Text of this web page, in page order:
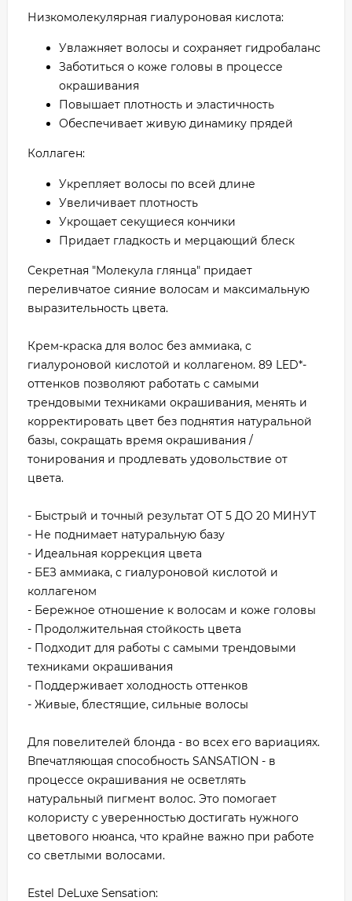
Низкомолекулярная гиалуроновая кислота:
Увлажняет волосы и сохраняет гидробаланс
Заботиться о коже головы в процессе
окрашивания
Повышает плотность и эластичность
Обеспечивает живую динамику прядей
Коллаген:
Укрепляет волосы по всей длине
Увеличивает плотность
Укрощает секущиеся кончики
Придает гладкость и мерцающий блеск
Секретная "Молекула глянца" придает
переливчатое сияние волосам и максимальную
выразительность цвета.
Крем-краска для волос без аммиака, с
гиалуроновой кислотой и коллагеном. 89 LED*-
оттенков позволяют работать с самыми
трендовыми техниками окрашивания, менять и
корректировать цвет без поднятия натуральной
базы, сокращать время окрашивания /
тонирования и продлевать удовольствие от
цвета.
- Быстрый и точный результат ОТ 5 ДО 20 МИНУТ
- Не поднимает натуральную базу
- Идеальная коррекция цвета
- БЕЗ аммиака, с гиалуроновой кислотой и
коллагеном
- Бережное отношение к волосам и коже головы
- Продолжительная стойкость цвета
- Подходит для работы с самыми трендовыми
техниками окрашивания
- Поддерживает холодность оттенков
- Живые, блестящие, сильные волосы
Для повелителей блонда - во всех его вариациях.
Впечатляющая способность SANSATION - в
процессе окрашивания не осветлять
натуральный пигмент волос. Это помогает
колористу с уверенностью достигать нужного
цветового нюанса, что крайне важно при работе
со светлыми волосами.
Estel DeLuxe Sensation: